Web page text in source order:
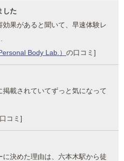
した
果があると聞いて、早速体験レ
Body Lab.）の口コミ]
載されていてずっと気になって
コミ]
決めた理由は、六本木駅から徒